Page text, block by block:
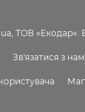
ТОВ «Екодар».
Зв'язатися з